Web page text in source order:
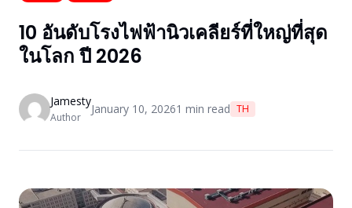
10 อันดับโรงไฟฟ้านิวเคลียร์ที่ใหญ่ที่สุด
ในโลก ปี 2026
Jamesty
Author
January 10, 20261 min read TH